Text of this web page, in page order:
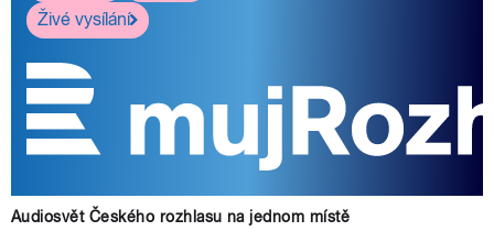
Živé vysílání
Audiosvět Českého rozhlasu na jednom místě